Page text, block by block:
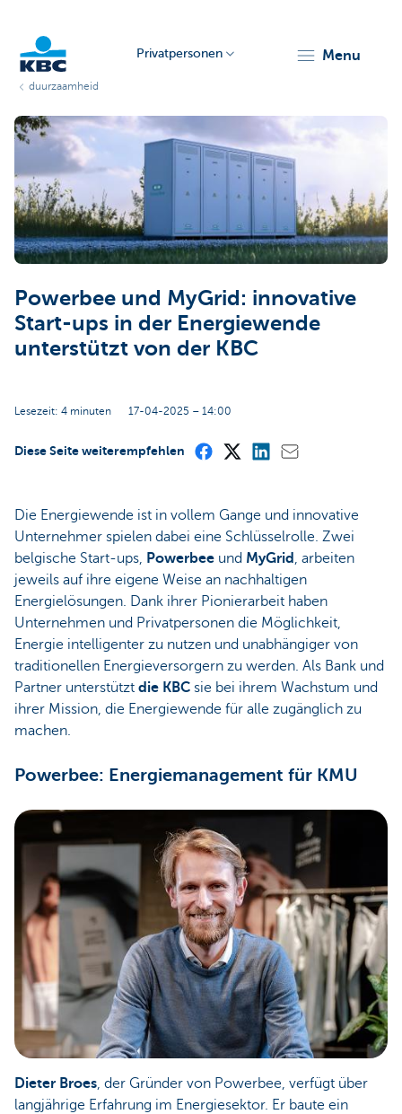
Particulieren
Privatpersonen menu
duurzaamheid
Powerbee und MyGrid: innovative
Start-ups in der Energiewende
unterstützt von der KBC
Lesezeit: 4 minuten 17-04-2025 – 14:00
Diese Seite weiterempfehlen
Die Energiewende ist in vollem Gange und innovative
Unternehmer spielen dabei eine Schlüsselrolle. Zwei
belgische Start-ups, Powerbee und MyGrid , arbeiten
jeweils auf ihre eigene Weise an nachhaltigen
Energielösungen. Dank ihrer Pionierarbeit haben
Unternehmen und Privatpersonen die Möglichkeit,
Energie intelligenter zu nutzen und unabhängiger von
traditionellen Energieversorgern zu werden. Als Bank und
Partner unterstützt die KBC sie bei ihrem Wachstum und
ihrer Mission, die Energiewende für alle zugänglich zu
machen.
Powerbee: Energiemanagement für KMU
Dieter Broes, der Gründer von Powerbee, verfügt über
langjährige Erfahrung im Energiesektor. Er baute ein